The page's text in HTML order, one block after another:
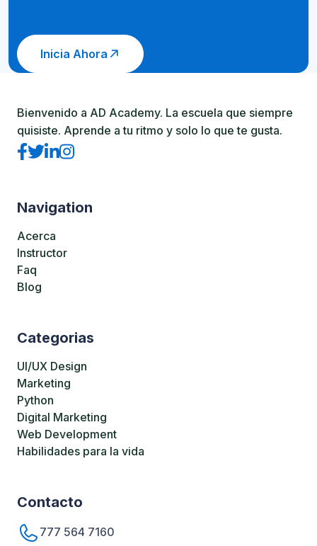
Inicia Ahora
Bienvenido a AD Academy. La escuela que siempre
quisiste. Aprende a tu ritmo y solo lo que te gusta.
Navigation
Acerca
Instructor
Faq
Blog
Categorias
UI/UX Design
Marketing
Python
Digital Marketing
Web Development
Habilidades para la vida
Contacto
777 564 7160